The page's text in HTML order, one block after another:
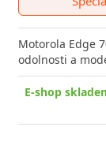
Motorola Edge
odolnosti a
E-shop